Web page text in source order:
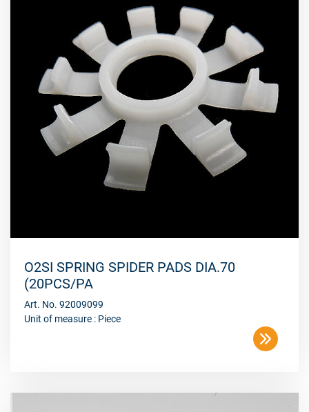
O2SI SPRING SPIDER PADS DIA.70
(20PCS/PA
Art. No. 92009099
Unit of measure : Piece